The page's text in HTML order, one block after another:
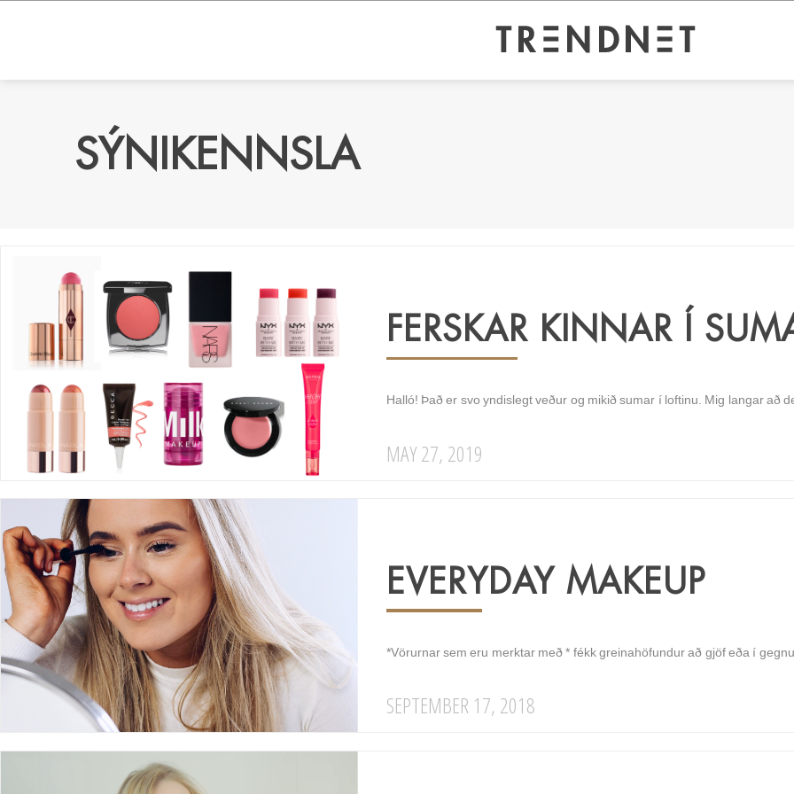
SÝNIKENNSLA
FERSKAR KINNAR Í
Halló! Það er svo yndislegt veður og mikið sumar í loftinu. Mig langar að
MAY 27, 2019
EVERYDAY MAKEUP
*Vörurnar sem eru merktar með * fékk greinahöfundur að gjöf eða í
SEPTEMBER 17, 2018